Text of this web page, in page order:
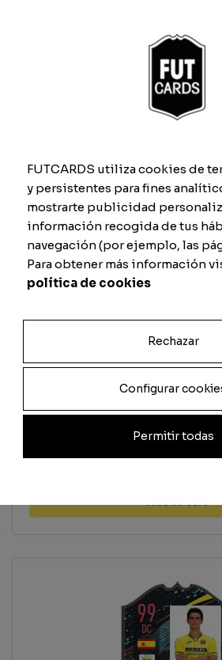
Shooting
Previsualizar
Add to cart
FUTCARDS utiliza cookies de
y persistentes para fines
mostrarte publicidad
información recogida de tus
navegación (por ejemplo, las
Para obtener más información
política de cookies
Rechazar
Configurar
Permitir todas